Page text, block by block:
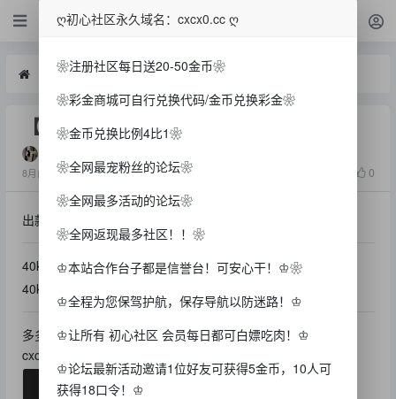
白菜
白菜 【开元40ky】—✅—vip回归活动
【开元40ky】—✅—vip回归活动
8月前 1302 0
出款情况：自测（严谨充值）
40ky开元有等级的免费领，还要下载cl聊天送18
40ky.com
多多分享初心社区
cxcx0.cc
ღ初心社区永久域名：cxcx0.cc ღ
❀注册社区每日送20-50金币❀
❀彩金商城可自行兑换代码/金币兑换彩金❀
❀金币兑换比例4比1❀
❀全网最宠粉丝的论坛❀
❀全网最多活动的论坛❀
❀全网返现最多社区！！❀
♔本站合作台子都是信誉台！可安心干！♔❀
♔全程为您保驾护航，保存导航以防迷路！♔
♔让所有 初心社区 会员每日都可白嫖吃肉！♔
♔论坛最新活动邀请1位好友可获得5金币，10人可
获得18口令！♔